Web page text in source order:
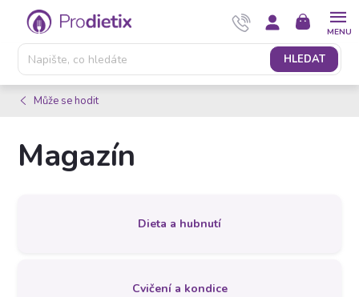
Přejít
obsah
HLEDAT
NÁKUPNÍ
KOŠÍK
Může se hodit
Magazín
Dieta a hubnutí
Cvičení a kondice